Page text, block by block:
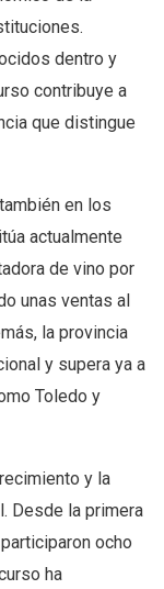
dentro y
contribuye a
que distingue
en los
actualmente
de vino por
unas ventas al
la provincia
y supera ya a
Toledo y
y la
Desde la primera
ocho
ha